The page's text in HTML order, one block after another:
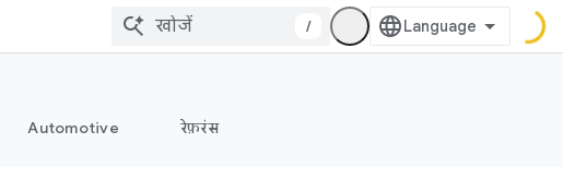
/
Automotive रेफ़रंस